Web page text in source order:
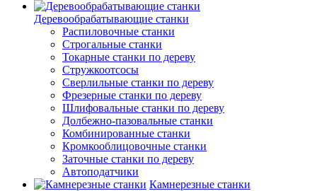
Деревообрабатывающие станки
Распиловочные станки
Строгальные станки
Токарные станки по дереву
Стружкоотсосы
Сверлильные станки по дереву
Фрезерные станки по дереву
Шлифовальные станки по дереву
Долбежно-пазовальные станки
Комбинированные станки
Кромкооблицовочные станки
Заточные станки по дереву
Автоподатчики
Камнерезные станки